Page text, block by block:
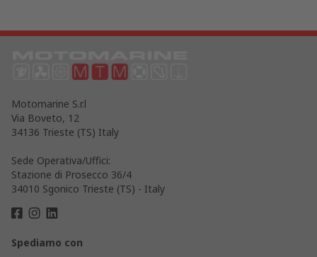
Motomarine S.r.l
Via Boveto, 12
34136 Trieste (TS) Italy
Sede Operativa/Uffici:
Stazione di Prosecco 36/4
34010 Sgonico Trieste (TS) - Italy
Spediamo con